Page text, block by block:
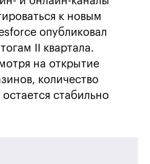
к новым
опубликовал
ІІ квартала.
на открытие
количество
стабильно